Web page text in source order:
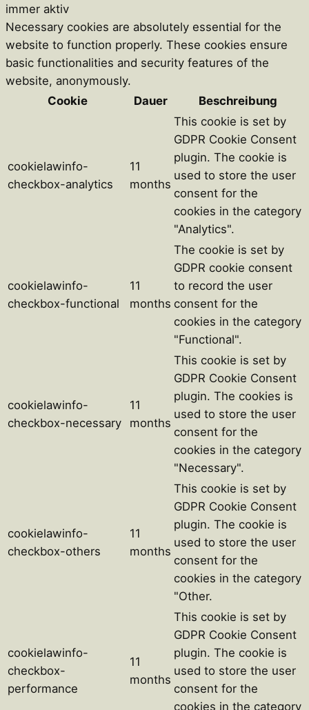
immer aktiv
Necessary cookies are absolutely essential for the
website to function properly. These cookies ensure
basic functionalities and security features of the
website, anonymously.
Cookie
Dauer Beschreibung
cookielawinfo-
checkbox-analytics
11
months
This cookie is set by
GDPR Cookie Consent
plugin. The cookie is
used to store the user
consent for the
cookies in the category
"Analytics".
cookielawinfo-
checkbox-functional
11
months
The cookie is set by
GDPR cookie consent
to record the user
consent for the
cookies in the category
"Functional".
cookielawinfo-
checkbox-necessary
11
months
This cookie is set by
GDPR Cookie Consent
plugin. The cookies is
used to store the user
consent for the
cookies in the category
"Necessary".
cookielawinfo-
checkbox-others
11
months
This cookie is set by
GDPR Cookie Consent
plugin. The cookie is
used to store the user
consent for the
cookies in the category
"Other.
cookielawinfo-
checkbox-
performance
11
months
This cookie is set by
GDPR Cookie Consent
plugin. The cookie is
used to store the user
consent for the
cookies in the category